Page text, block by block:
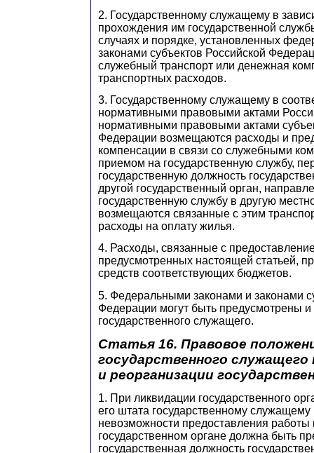
2. Государственному служащему в
прохождения им государственной
случаях и порядке, установленных
законами субъектов Российской
служебный транспорт или денежная
транспортных расходов.
3. Государственному служащему в
нормативными правовыми актами
нормативными правовыми актами
Федерации возмещаются расходы и
компенсации в связи со служебными
приемом на государственную службу,
государственную должность
другой государственный орган,
государственную службу в другую
возмещаются связанные с этим
расходы на оплату жилья.
4. Расходы, связанные с
предусмотренных настоящей статьей,
средств соответствующих бюджетов.
5. Федеральными законами и законами
Федерации могут быть предусмотрены
государственного служащего.
Статья 16. Правовое
государственного служащего
и реорганизации
1. При ликвидации государственного
его штата государственному служащему
невозможности предоставления работы
государственном органе должна быть
государственная должность